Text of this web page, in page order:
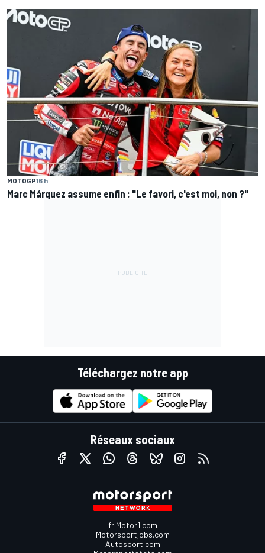
MOTOGP16 h
Marc Márquez assume enfin : "Le favori, c'est moi, non ?"
Téléchargez notre app
Réseaux sociaux
fr.Motor1.com
Motorsportjobs.com
Autosport.com